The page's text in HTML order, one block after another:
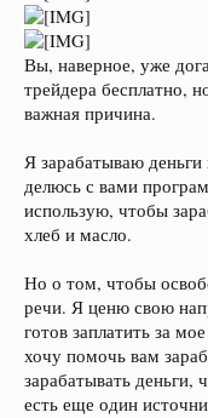
Вы, наверное, уже
трейдера бесплатно,
важная причина.
Я зарабатываю
делюсь с вами
использую, чтобы
хлеб и масло.
Но о том, чтобы
речи. Я ценю свою
готов заплатить за
хочу помочь вам
зарабатывать
есть еще один